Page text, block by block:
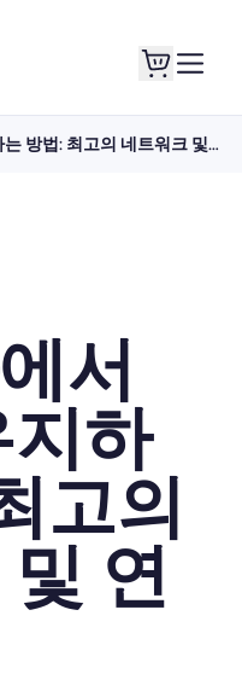
랜
오키나와에서 연결을 유지하는 방법: 최고의 네트워크 및 연결 옵션
서
하
고의
연